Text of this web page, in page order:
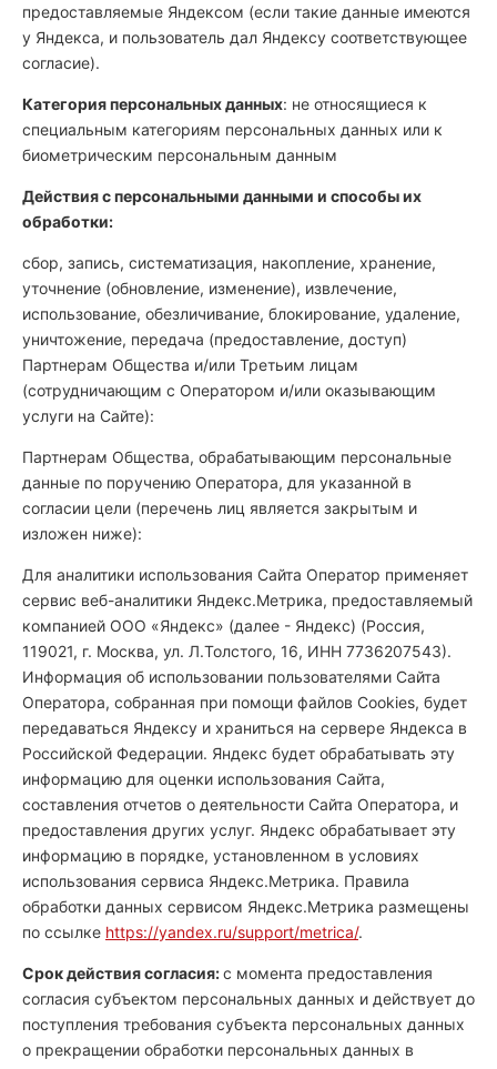
предоставляемые Яндексом (если такие данные имеются
у Яндекса, и пользователь дал Яндексу соответствующее
согласие).
Категория персональных данных: не относящиеся к
специальным категориям персональных данных или к
биометрическим персональным данным
Действия с персональными данными и способы их
обработки:
сбор, запись, систематизация, накопление, хранение,
уточнение (обновление, изменение), извлечение,
использование, обезличивание, блокирование, удаление,
уничтожение, передача (предоставление, доступ)
Партнерам Общества и/или Третьим лицам
(сотрудничающим с Оператором и/или оказывающим
услуги на Сайте):
Партнерам Общества, обрабатывающим персональные
данные по поручению Оператора, для указанной в
согласии цели (перечень лиц является закрытым и
изложен ниже):
Для аналитики использования Сайта Оператор применяет
сервис веб-аналитики Яндекс.Метрика, предоставляемый
компанией ООО «Яндекс» (далее - Яндекс) (Россия,
119021, г. Москва, ул. Л.Толстого, 16, ИНН 7736207543).
Информация об использовании пользователями Сайта
Оператора, собранная при помощи файлов Cookies, будет
передаваться Яндексу и храниться на сервере Яндекса в
Российской Федерации. Яндекс будет обрабатывать эту
информацию для оценки использования Сайта,
составления отчетов о деятельности Сайта Оператора, и
предоставления других услуг. Яндекс обрабатывает эту
информацию в порядке, установленном в условиях
использования сервиса Яндекс.Метрика. Правила
обработки данных сервисом Яндекс.Метрика размещены
по ссылке https://yandex.ru/support/metrica/.
Срок действия согласия:с момента предоставления
согласия субъектом персональных данных и действует до
поступления требования субъекта персональных данных
о прекращении обработки персональных данных в